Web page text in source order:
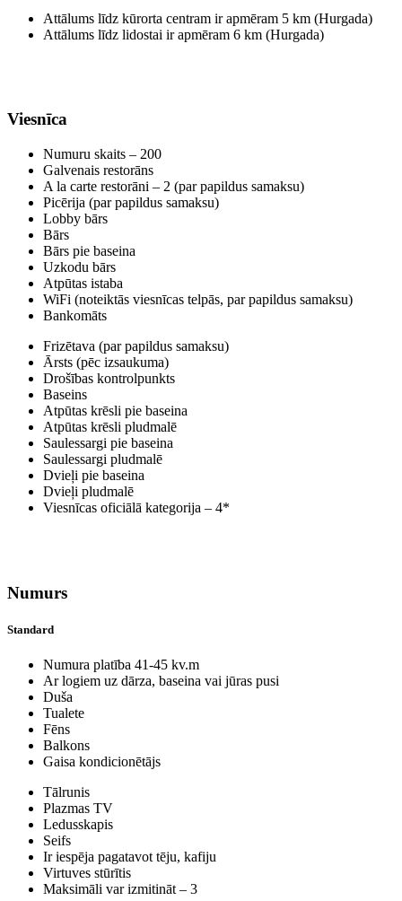
Attālums līdz kūrorta centram ir apmēram 5 km (Hurgada)
Attālums līdz lidostai ir apmēram 6 km (Hurgada)
Viesnīca
Numuru skaits – 200
Galvenais restorāns
A la carte restorāni – 2 (par papildus samaksu)
Picērija (par papildus samaksu)
Lobby bārs
Bārs
Bārs pie baseina
Uzkodu bārs
Atpūtas istaba
WiFi (noteiktās viesnīcas telpās, par papildus samaksu)
Bankomāts
Frizētava (par papildus samaksu)
Ārsts (pēc izsaukuma)
Drošības kontrolpunkts
Baseins
Atpūtas krēsli pie baseina
Atpūtas krēsli pludmalē
Saulessargi pie baseina
Saulessargi pludmalē
Dvieļi pie baseina
Dvieļi pludmalē
Viesnīcas oficiālā kategorija – 4*
Numurs
Standard
Numura platība 41-45 kv.m
Ar logiem uz dārza, baseina vai jūras pusi
Duša
Tualete
Fēns
Balkons
Gaisa kondicionētājs
Tālrunis
Plazmas TV
Ledusskapis
Seifs
Ir iespēja pagatavot tēju, kafiju
Virtuves stūrītis
Maksimāli var izmitināt – 3